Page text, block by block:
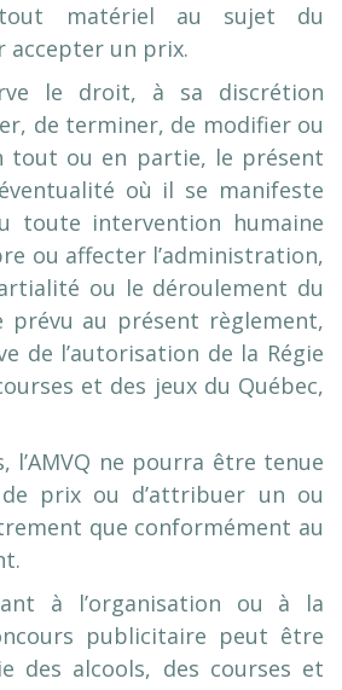
matériel au sujet du
accepter un prix.
le droit, à sa discrétion
de terminer, de modifier ou
tout ou en partie, le présent
où il se manifeste
toute intervention humaine
ou affecter l’administration,
ou le déroulement du
prévu au présent règlement,
de l’autorisation de la Régie
et des jeux du Québec,
l’AMVQ ne pourra être tenue
prix ou d’attribuer un ou
que conformément au
à l’organisation ou à la
publicitaire peut être
des alcools, des courses et